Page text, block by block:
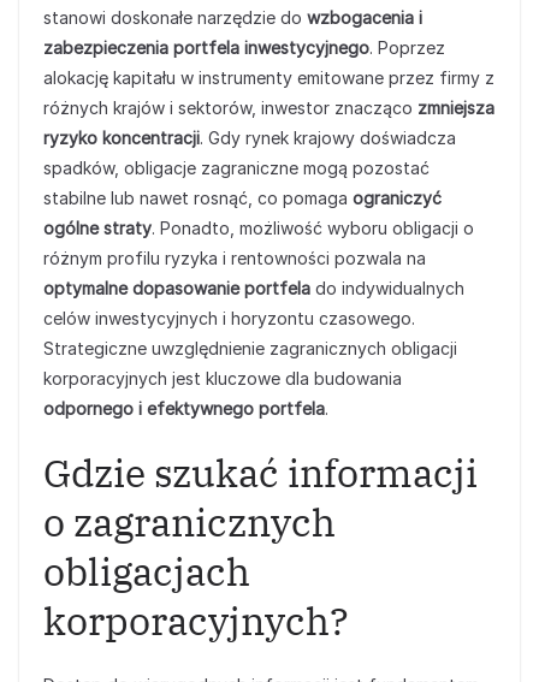
stanowi doskonałe narzędzie do wzbogacenia i
zabezpieczenia portfela inwestycyjnego. Poprzez
alokację kapitału w instrumenty emitowane przez firmy z
różnych krajów i sektorów, inwestor znacząco zmniejsza
ryzyko koncentracji. Gdy rynek krajowy doświadcza
spadków, obligacje zagraniczne mogą pozostać
stabilne lub nawet rosnąć, co pomaga ograniczyć
ogólne straty. Ponadto, możliwość wyboru obligacji o
różnym profilu ryzyka i rentowności pozwala na
optymalne dopasowanie portfela do indywidualnych
celów inwestycyjnych i horyzontu czasowego.
Strategiczne uwzględnienie zagranicznych obligacji
korporacyjnych jest kluczowe dla budowania
odpornego i efektywnego portfela.
Gdzie szukać informacji
o zagranicznych
obligacjach
korporacyjnych?